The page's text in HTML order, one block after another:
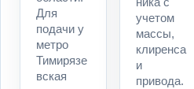
Для
подачи у
метро
Тимирязе
вская
учетом
массы,
клиренса
и
привода.